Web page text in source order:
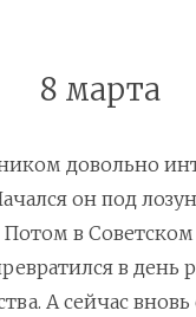
8 марта
довольно
он под
Потом в
в день
А сейчас вновь